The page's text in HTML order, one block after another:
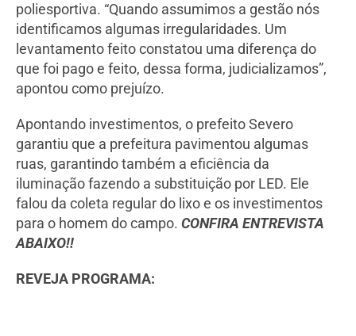
poliesportiva. “Quando assumimos a gestão nós
identificamos algumas irregularidades. Um
levantamento feito constatou uma diferença do
que foi pago e feito, dessa forma, judicializamos”,
apontou como prejuízo.
Apontando investimentos, o prefeito Severo
garantiu que a prefeitura pavimentou algumas
ruas, garantindo também a eficiência da
iluminação fazendo a substituição por LED. Ele
falou da coleta regular do lixo e os investimentos
para o homem do campo. CONFIRA ENTREVISTA
ABAIXO!!
REVEJA PROGRAMA: